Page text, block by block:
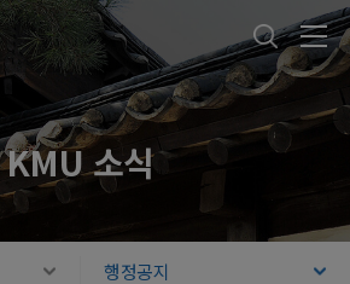
주메뉴 바로가기
본문내용 바로가기
푸터 바로가기
KMU 소식
행정공지